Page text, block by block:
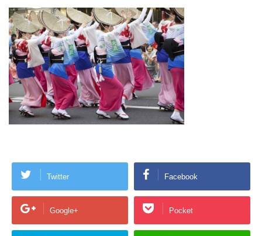
Twitter Facebook
Google+ Pocket